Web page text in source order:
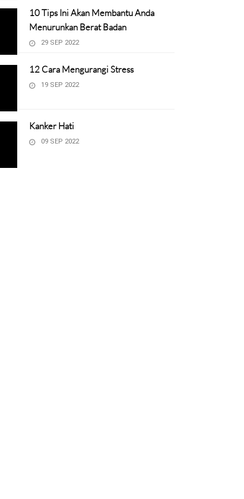
10 Tips Ini Akan Membantu Anda
Menurunkan Berat Badan
29 SEP 2022
12 Cara Mengurangi Stress
19 SEP 2022
Kanker Hati
09 SEP 2022